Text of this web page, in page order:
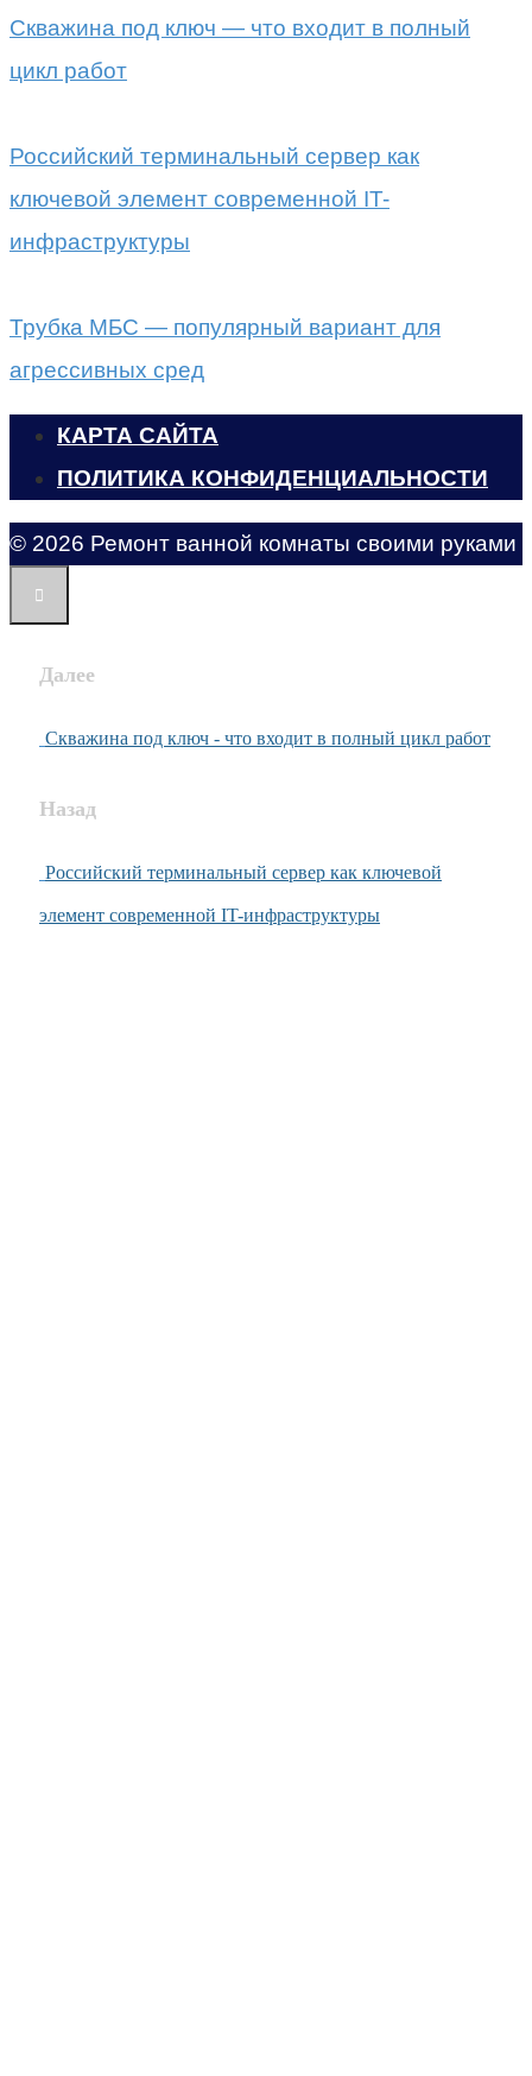
Скважина под ключ — что входит в полный
цикл работ
Российский терминальный сервер как
ключевой элемент современной IT-
инфраструктуры
Трубка МБС — популярный вариант для
агрессивных сред
КАРТА САЙТА
ПОЛИТИКА КОНФИДЕНЦИАЛЬНОСТИ
© 2026 Ремонт ванной комнаты своими руками
Далее
Скважина под ключ - что входит в полный цикл работ
Назад
Российский терминальный сервер как ключевой
элемент современной IT-инфраструктуры